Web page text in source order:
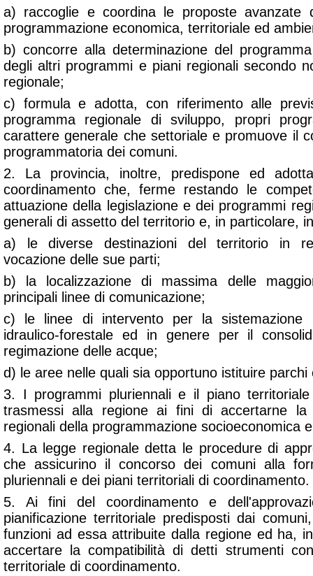
a) raccoglie e coordina le proposte avanzate
programmazione economica, territoriale ed
b) concorre alla determinazione del
degli altri programmi e piani regionali secondo
regionale;
c) formula e adotta, con riferimento alle
programma regionale di sviluppo, propri
carattere generale che settoriale e promuove il
programmatoria dei comuni.
2. La provincia, inoltre, predispone ed
coordinamento che, ferme restando le
attuazione della legislazione e dei programmi
generali di assetto del territorio e, in particolare,
a) le diverse destinazioni del territorio in
vocazione delle sue parti;
b) la localizzazione di massima delle
principali linee di comunicazione;
c) le linee di intervento per la sistemazione
idraulico-forestale ed in genere per il
regimazione delle acque;
d) le aree nelle quali sia opportuno istituire
3. I programmi pluriennali e il piano
trasmessi alla regione ai fini di accertarne la
regionali della programmazione socioeconomica
4. La legge regionale detta le procedure di
che assicurino il concorso dei comuni alla
pluriennali e dei piani territoriali di coordinamento.
5. Ai fini del coordinamento e
pianificazione territoriale predisposti dai
funzioni ad essa attribuite dalla regione ed ha,
accertare la compatibilità di detti strumenti
territoriale di coordinamento.